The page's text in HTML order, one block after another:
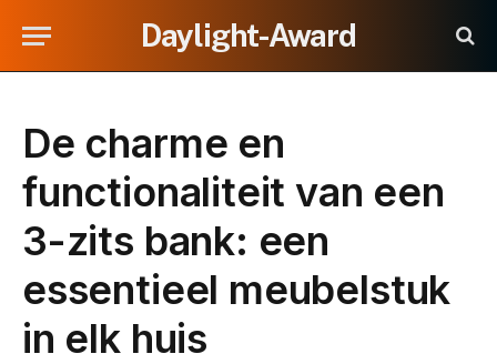
Daylight-Award
De charme en
functionaliteit van een
3-zits bank: een
essentieel meubelstuk
in elk huis